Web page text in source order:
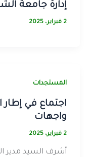
إدارة جامعة
2 فبراير، 2025
المستجدات
اجتماع في إطار
واجهات
2 فبراير، 2025
أشرف السيد مدير